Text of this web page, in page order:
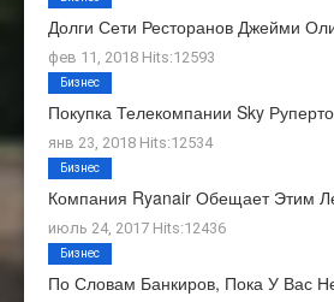
Долги Сети Ресторанов Джейми
фев 11, 2018 Hits:12593
Покупка Телекомпании Sky
янв 23, 2018 Hits:12534
Бизнес
Компания Ryanair Обещает Этим
июль 24, 2017 Hits:12436
Бизнес
По Словам Банкиров, Пока У Вас
Бизнес